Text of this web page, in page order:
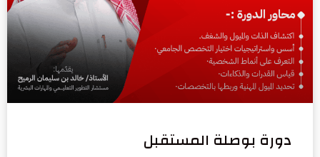
دورة بوصلة المستقبل